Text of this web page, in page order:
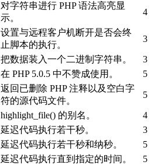
对字符串进行 PHP 语法高亮显
示。
4
设置与远程客户机断开是否会终
止脚本的执行。
3
把数据装入一个二进制字符串。
3
在 PHP 5.0.5 中不赞成使用。 5
返回已删除 PHP 注释以及空白字
符的源代码文件。
5
highlight_file() 的别名。
4
延迟代码执行若干秒。
3
延迟代码执行若干秒和纳秒。
5
延迟代码执行直到指定的时间。
5